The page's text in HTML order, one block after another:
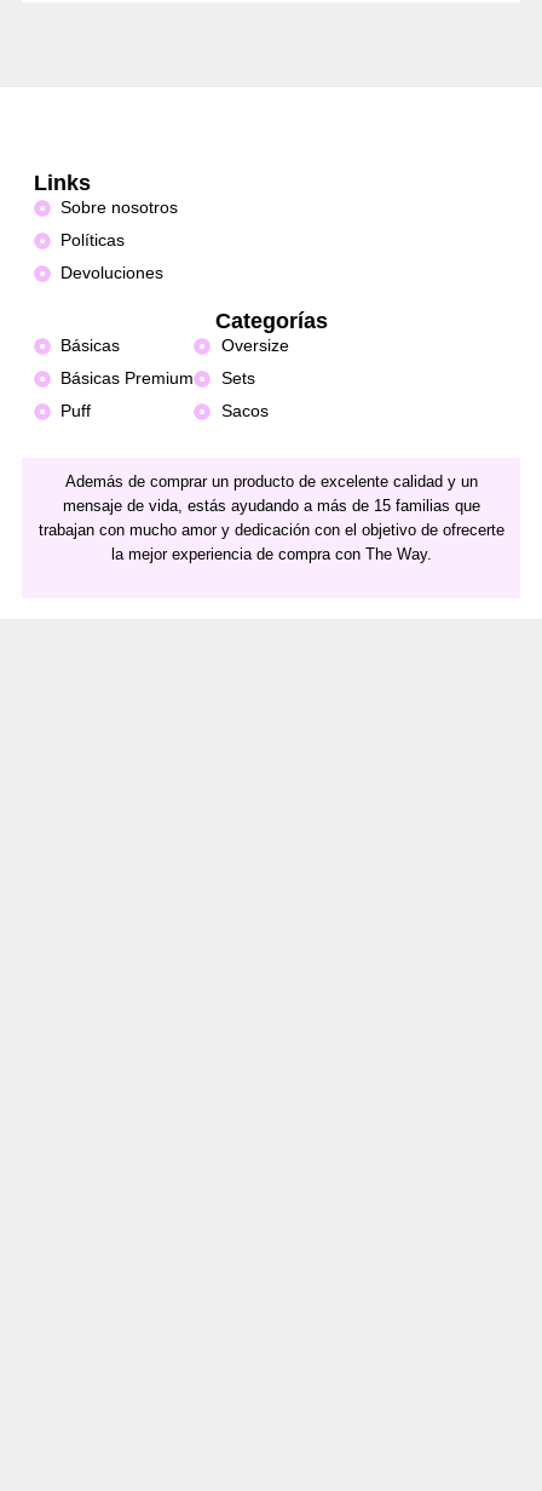
Links
Sobre nosotros
Políticas
Devoluciones
Categorías
Básicas
Básicas Premium
Puff
Oversize
Sets
Sacos
Además de comprar un producto de excelente calidad y un
mensaje de vida, estás ayudando a más de 15 familias que
trabajan con mucho amor y dedicación con el objetivo de ofrecerte
la mejor experiencia de compra con The Way.